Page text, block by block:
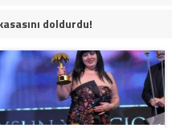
doldurdu!